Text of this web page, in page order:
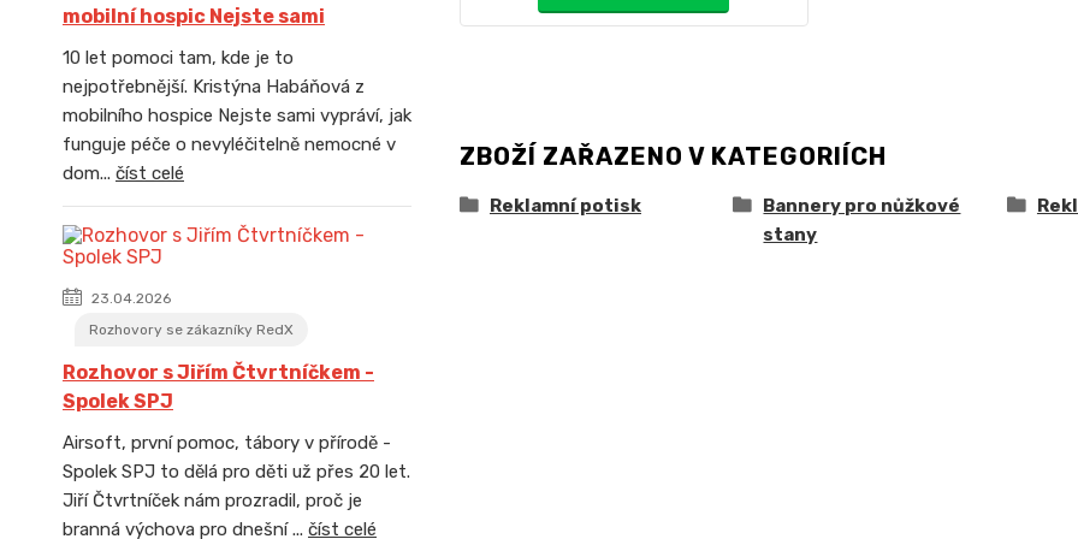
mobilní hospic Nejste sami
10 let pomoci tam, kde je to
nejpotřebnější. Kristýna Habáňová z
mobilního hospice Nejste sami vypráví, jak
funguje péče o nevyléčitelně nemocné v
dom... číst celé
23.04.2026
Rozhovory se zákazníky RedX
Rozhovor s Jiřím Čtvrtníčkem -
Spolek SPJ
Airsoft, první pomoc, tábory v přírodě -
Spolek SPJ to dělá pro děti už přes 20 let.
Jiří Čtvrtníček nám prozradil, proč je
branná výchova pro dnešní ... číst celé
ZBOŽÍ ZAŘAZENO V KATEGORIÍCH
Reklamní potisk
Bannery pro nůžkové
stany